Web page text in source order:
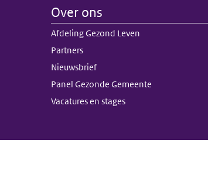
Over ons
Afdeling Gezond Leven
Partners
Nieuwsbrief
Panel Gezonde Gemeente
Vacatures en stages